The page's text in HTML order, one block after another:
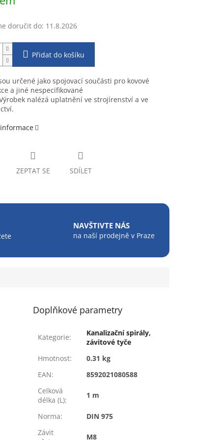
doručit do: 11.8.2026
Přidat do košíku
určené jako spojovací součásti pro kovové
a jiné nespecifikované
nalézá uplatnění ve strojírenství a ve
ZEPTAT SE SDÍLET
NAVŠTIVTE NÁS
na naší prodejně v Praze
Doplňkové parametry
Kategorie:
Kanalizační spirály,
závitové tyče
Hmotnost:
0.31 kg
EAN:
8592021080588
Celková
délka (L):
1 m
Norma:
DIN 975
Závit
M8